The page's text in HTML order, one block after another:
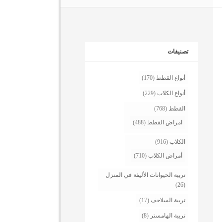
تصنيفات
أنواع القطط (170)
أنواع الكلاب (229)
القطط (768)
امراض القطط (488)
الكلاب (916)
أمراض الكلاب (710)
تربية الحيوانات الأليفة في المنزل
(26)
تربية السلاحف (17)
تربية الهامستر (8)